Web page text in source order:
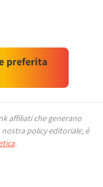
preferita
affiliati che generano
policy editoriale, è
.